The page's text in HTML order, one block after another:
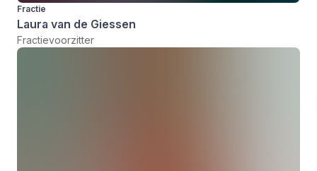
Fractie
Laura van de Giessen
Fractievoorzitter